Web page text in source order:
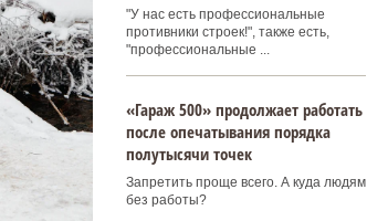
"У нас есть профессиональные
противники строек!", также есть,
"профессиональные ...
«Гараж 500» продолжает работать
после опечатывания порядка
полутысячи точек
Запретить проще всего. А куда людям
без работы?